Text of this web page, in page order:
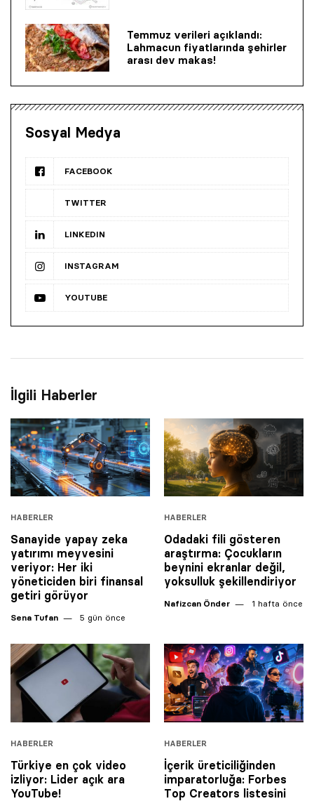
Temmuz verileri açıklandı:
Lahmacun fiyatlarında şehirler
arası dev makas!
Sosyal Medya
FACEBOOK
TWITTER
LINKEDIN
INSTAGRAM
YOUTUBE
İlgili Haberler
HABERLER
Sanayide yapay zeka
yatırımı meyvesini
veriyor: Her iki
yöneticiden biri finansal
getiri görüyor
Sena Tufan 5 gün önce
HABERLER
Odadaki fili gösteren
araştırma: Çocukların
beynini ekranlar değil,
yoksulluk şekillendiriyor
Nafizcan Önder 1 hafta önce
HABERLER
Türkiye en çok video
izliyor: Lider açık ara
YouTube!
HABERLER
İçerik üreticiliğinden
imparatorluğa: Forbes
Top Creators listesini